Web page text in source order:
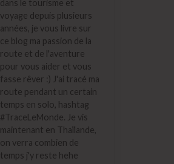
dans le tourisme et
voyage depuis plusieurs
années, je vous livre sur
ce blog ma passion de la
route et de l'aventure
pour vous aider et vous
fasse rêver :) J'ai tracé ma
route pendant un certain
temps en solo, hashtag
#TraceLeMonde. Je vis
maintenant en Thaïlande,
on verra combien de
temps j'y reste hehe